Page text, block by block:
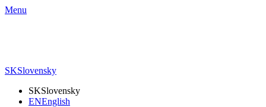
Menu
SKSlovensky
SKSlovensky
ENEnglish